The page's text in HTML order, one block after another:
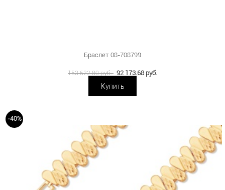
Браслет 08-708799
153 622.80 руб. 92 173.68 руб.
Купить
-40%